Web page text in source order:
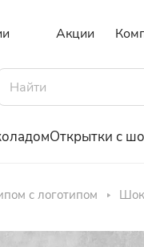
Акции
Открытки с
с логотипом